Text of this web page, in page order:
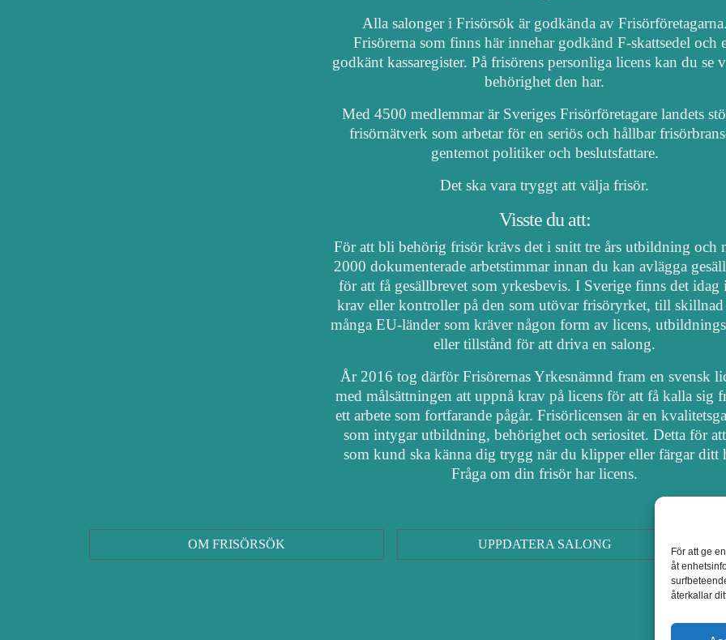
För att ge
åt
återkallar
Alla salonger i Frisörsök är godkända av
Frisörerna som finns här innehar godkänd F-skattsedel och
godkänt kassaregister. På frisörens personliga licens kan du se
behörighet den har.
Med 4500 medlemmar är Sveriges Frisörföretagare landets
frisörnätverk som arbetar för en seriös och hållbar
gentemot politiker och beslutsfattare.
Det ska vara tryggt att välja frisör.
Visste du att:
För att bli behörig frisör krävs det i snitt tre års utbildning och
2000 dokumenterade arbetstimmar innan du kan avlägga
för att få gesällbrevet som yrkesbevis. I Sverige finns det idag
krav eller kontroller på den som utövar frisöryrket, till
många EU-länder som kräver någon form av licens,
eller tillstånd för att driva en salong.
År 2016 tog därför Frisörernas Yrkesnämnd fram en svensk
med målsättningen att uppnå krav på licens för att få kalla sig
ett arbete som fortfarande pågår. Frisörlicensen är en
som intygar utbildning, behörighet och seriositet. Detta för
som kund ska känna dig trygg när du klipper eller färgar ditt
Fråga om din frisör har licens.
OM FRISÖRSÖK UPPDATERA SALONG